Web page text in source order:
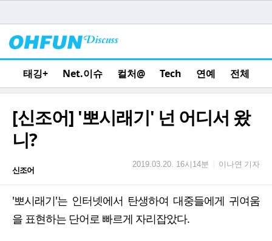
태깅+ Net.이슈 컬처@ Tech 연예 전체
[신조어] '뽀시래기' 넌 어디서 왔
니?
신조어
2019.03.20. 16시14분 이나연 기자
'뽀시래기'는 인터넷에서 탄생하여 대중들에게 귀여움
을 표현하는 단어로 빠르게 자리잡았다.